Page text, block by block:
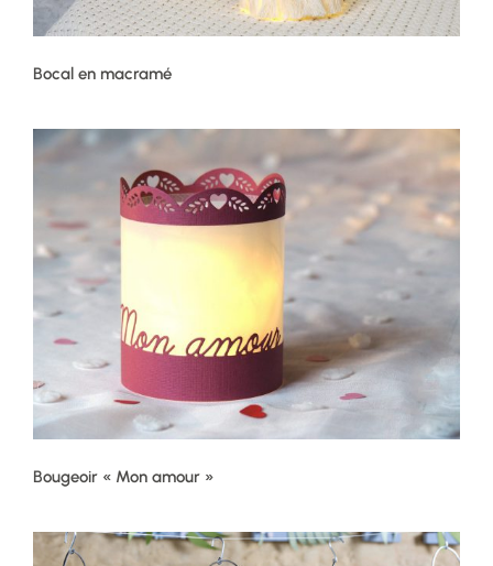
Bocal en macramé
Bougeoir « Mon amour »